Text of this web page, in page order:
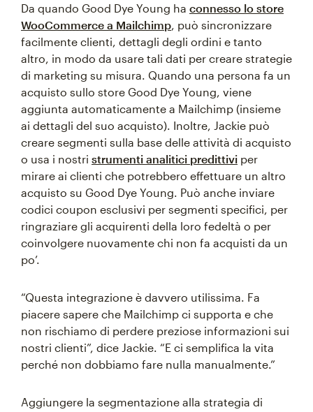
Da quando Good Dye Young ha connesso lo store
WooCommerce a Mailchimp, può sincronizzare
facilmente clienti, dettagli degli ordini e tanto
altro, in modo da usare tali dati per creare strategie
di marketing su misura. Quando una persona fa un
acquisto sullo store Good Dye Young, viene
aggiunta automaticamente a Mailchimp (insieme
ai dettagli del suo acquisto). Inoltre, Jackie può
creare segmenti sulla base delle attività di acquisto
o usa i nostri strumenti analitici predittivi per
mirare ai clienti che potrebbero effettuare un altro
acquisto su Good Dye Young. Può anche inviare
codici coupon esclusivi per segmenti specifici, per
ringraziare gli acquirenti della loro fedeltà o per
coinvolgere nuovamente chi non fa acquisti da un
po’.
“Questa integrazione è davvero utilissima. Fa
piacere sapere che Mailchimp ci supporta e che
non rischiamo di perdere preziose informazioni sui
nostri clienti”, dice Jackie. “E ci semplifica la vita
perché non dobbiamo fare nulla manualmente.”
Aggiungere la segmentazione alla strategia di